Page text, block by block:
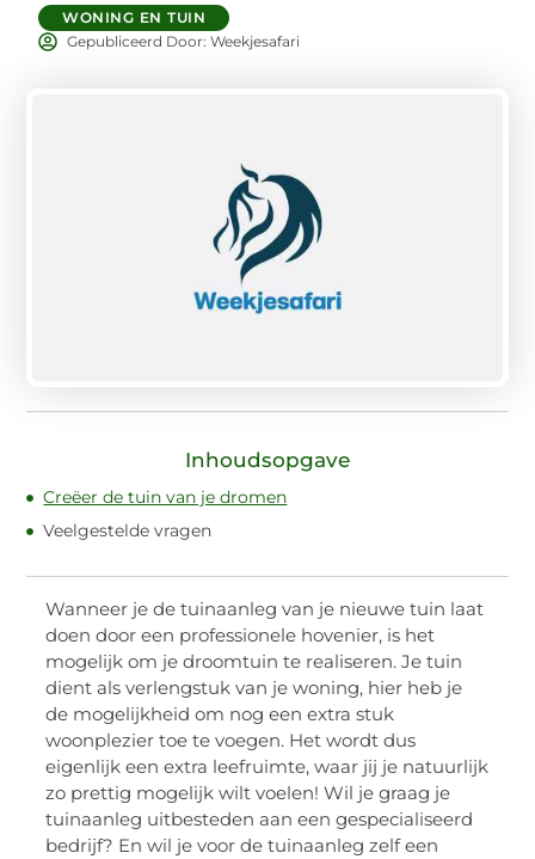
WONING EN TUIN
Gepubliceerd Door: Weekjesafari
Inhoudsopgave
Creëer de tuin van je dromen
Veelgestelde vragen
Wanneer je de tuinaanleg van je nieuwe tuin laat
doen door een professionele hovenier, is het
mogelijk om je droomtuin te realiseren. Je tuin
dient als verlengstuk van je woning, hier heb je
de mogelijkheid om nog een extra stuk
woonplezier toe te voegen. Het wordt dus
eigenlijk een extra leefruimte, waar jij je natuurlijk
zo prettig mogelijk wilt voelen! Wil je graag je
tuinaanleg uitbesteden aan een gespecialiseerd
bedrijf? En wil je voor de tuinaanleg zelf een